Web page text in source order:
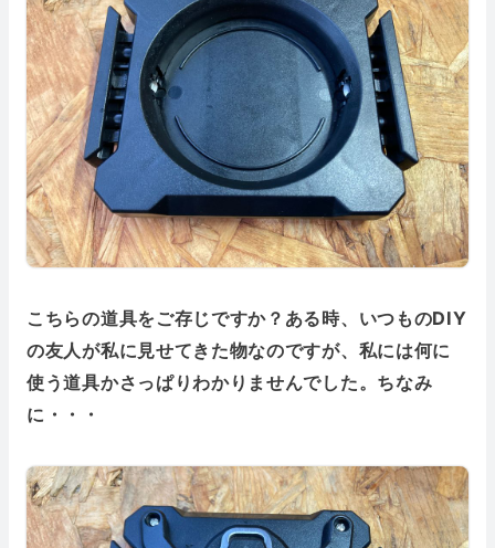
こちらの道具をご存じですか？ある時、いつものDIY
の友人が私に見せてきた物なのですが、私には何に
使う道具かさっぱりわかりませんでした。ちなみ
に・・・